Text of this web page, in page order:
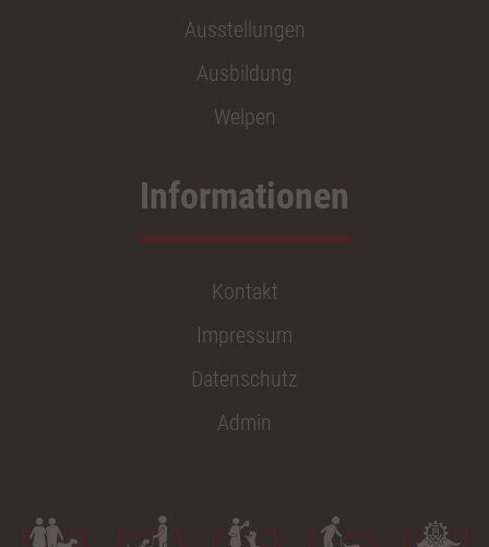
Ausstellungen
Ausbildung
Welpen
Kontakt
Impressum
Datenschutz
Admin